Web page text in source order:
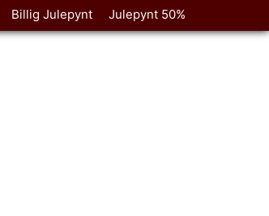
Billig Julepynt Julepynt 50%